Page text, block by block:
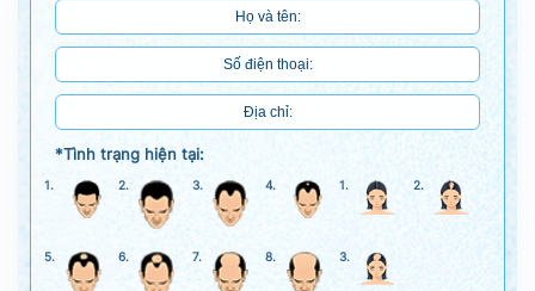
*Tình trạng hiện tại:
1. 2. 3. 4. 1. 2.
5. 6. 7. 8. 3.